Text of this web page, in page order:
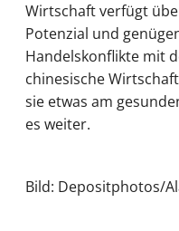
Wirtschaft verfügt
Potenzial und
Handelskonflikte mit
chinesische
sie etwas am
es weiter.
Bild: Depositphotos/